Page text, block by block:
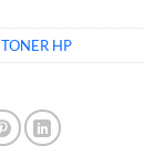
TONER HP